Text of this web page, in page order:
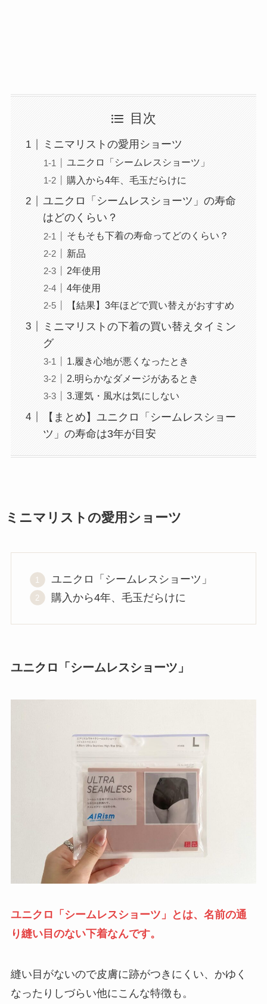
目次
ミニマリストの愛用ショーツ
ユニクロ「シームレスショーツ」
購入から4年、毛玉だらけに
ユニクロ「シームレスショーツ」の寿命
はどのくらい？
そもそも下着の寿命ってどのくらい？
新品
2年使用
4年使用
【結果】3年ほどで買い替えがおすすめ
ミニマリストの下着の買い替えタイミン
グ
1.履き心地が悪くなったとき
2.明らかなダメージがあるとき
3.運気・風水は気にしない
【まとめ】ユニクロ「シームレスショー
ツ」の寿命は3年が目安
ミニマリストの愛用ショーツ
ユニクロ「シームレスショーツ」
購入から4年、毛玉だらけに
ユニクロ「シームレスショーツ」
ユニクロ「シームレスショーツ」とは、名前の通
り縫い目のない下着なんです。
縫い目がないので皮膚に跡がつきにくい、かゆく
なったりしづらい他にこんな特徴も。